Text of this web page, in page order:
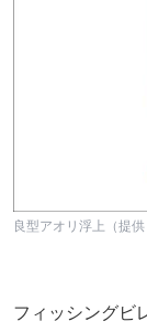
良型アオリ浮上（提供
フィッシングビ